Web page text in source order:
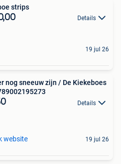
strips
Details
19 jul 26
nog sneeuw zijn / De Kiekeboes
Details
website 19 jul 26